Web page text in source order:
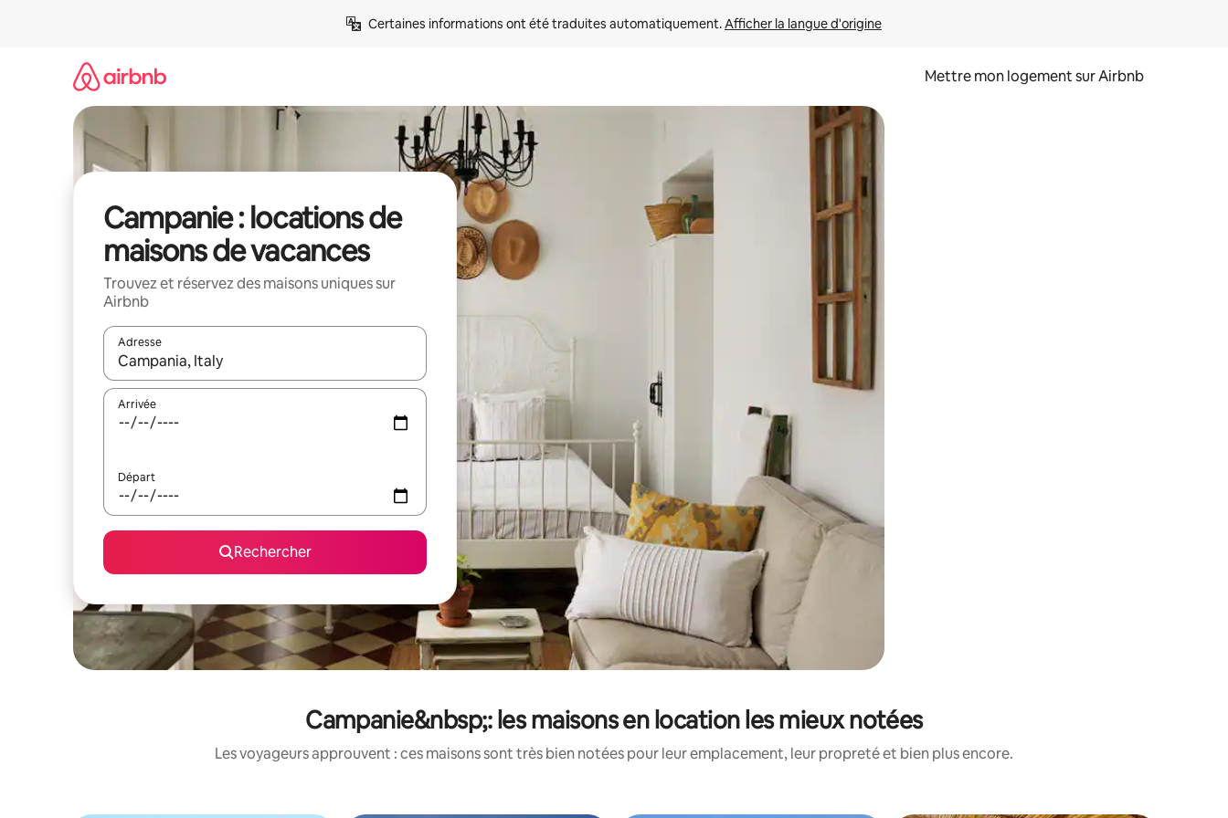
Certaines informations ont été traduites automatiquement. Afficher la langue d'origine
Mettre mon logement sur Airbnb
Campanie : locations de
maisons de vacances
Trouvez et réservez des maisons uniques sur
Airbnb
Adresse
Lorsque les résultats s'affichent, utilisez les flèches vers le haut et vers le bas pour les parcourir ou en appuyant et en faisant glisser.
Arrivée
Départ
Rechercher
Campanie&nbsp;: les maisons en location les mieux notées
Les voyageurs approuvent : ces maisons sont très bien notées pour leur emplacement, leur propreté et bien plus encore.